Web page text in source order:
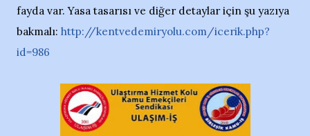
fayda var. Yasa tasarısı ve diğer detaylar için şu yazıya
bakmalı: http://kentvedemiryolu.com/icerik.php?
id=986